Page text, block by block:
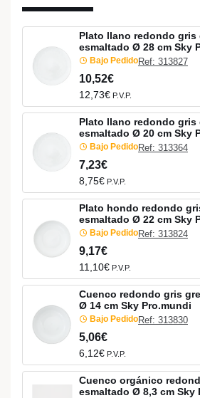
Plato llano redondo gris
esmaltado Ø 28 cm Sky
Bajo PedidoRef: 313827
10,52€
12,73€ P.V.P.
Plato llano redondo gris
esmaltado Ø 20 cm Sky
Bajo PedidoRef: 313364
7,23€
8,75€ P.V.P.
Plato hondo redondo
esmaltado Ø 22 cm Sky
Bajo PedidoRef: 313824
9,17€
11,10€ P.V.P.
Cuenco redondo gris
Ø 14 cm Sky Pro.mundi
Bajo PedidoRef: 313830
5,06€
6,12€ P.V.P.
Cuenco orgánico
esmaltado Ø 8,3 cm Sky